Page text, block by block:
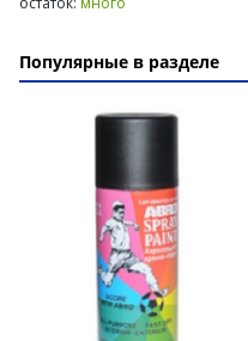
Популярные в разделе